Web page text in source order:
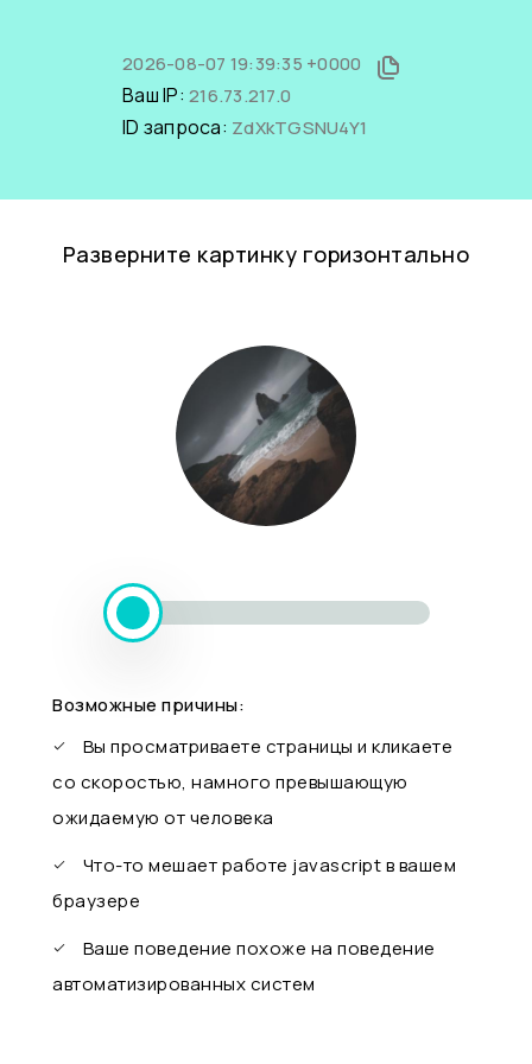
2026-08-07 19:39:35 +0000
Ваш IP: 216.73.217.0
ID запроса: ZdXkTGSNU4Y1
Разверните картинку горизонтально
Возможные причины:
Вы просматриваете страницы и кликаете
со скоростью, намного превышающую
ожидаемую от человека
Что-то мешает работе javascript в вашем
браузере
Ваше поведение похоже на поведение
автоматизированных систем